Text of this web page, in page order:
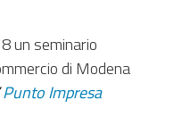
un seminario
di Modena
Punto Impresa